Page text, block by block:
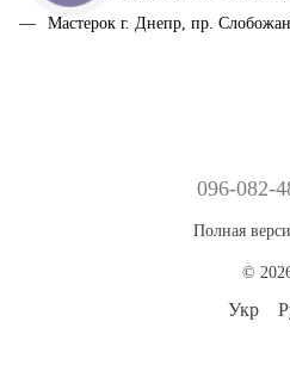
Мастерок г. Днепр, пр.
096-082-
Полная
©
Укр